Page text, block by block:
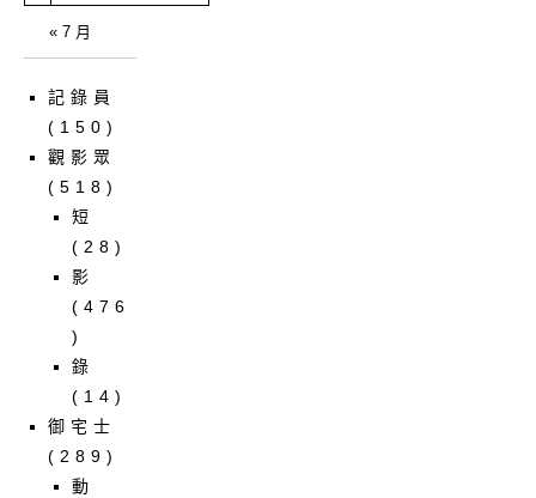
« 7 月
記錄員
(150)
觀影眾
(518)
短
(28)
影
(476
)
錄
(14)
御宅士
(289)
動